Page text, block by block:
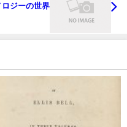
ジーの世界